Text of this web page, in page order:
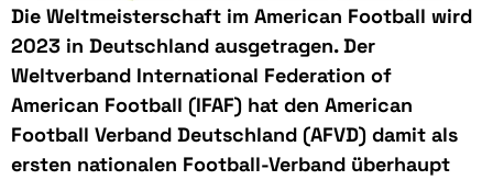
Die Weltmeisterschaft im American Football wird
2023 in Deutschland ausgetragen. Der
Weltverband International Federation of
American Football (IFAF) hat den American
Football Verband Deutschland (AFVD) damit als
ersten nationalen Football-Verband überhaupt